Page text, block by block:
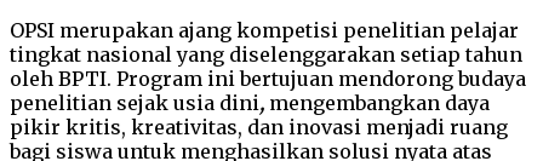
OPSI merupakan ajang kompetisi penelitian pelajar
tingkat nasional yang diselenggarakan setiap tahun
oleh BPTI. Program ini bertujuan mendorong budaya
penelitian sejak usia dini, mengembangkan daya
pikir kritis, kreativitas, dan inovasi menjadi ruang
bagi siswa untuk menghasilkan solusi nyata atas